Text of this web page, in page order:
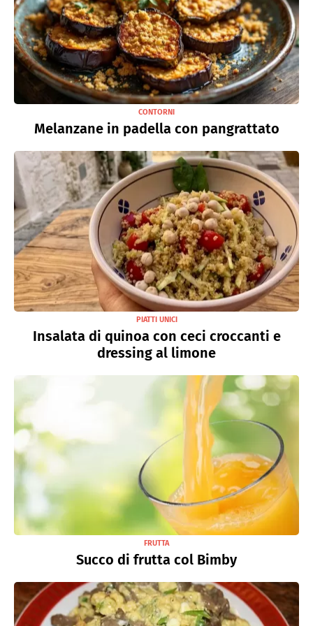
CONTORNI
Melanzane in padella con pangrattato
PIATTI UNICI
Insalata di quinoa con ceci croccanti e
dressing al limone
FRUTTA
Succo di frutta col Bimby